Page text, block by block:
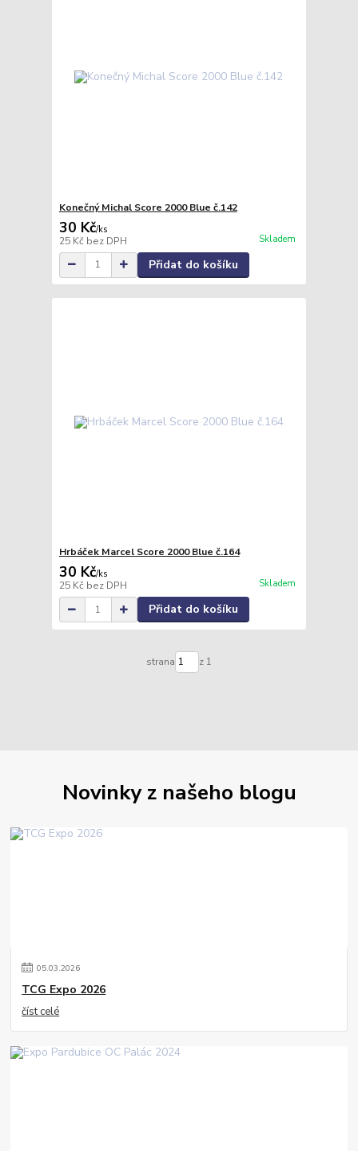
Konečný Michal Score 2000 Blue č.142
30 Kč/ks
25 Kč bez DPH Skladem
Přidat do košíku
Hrbáček Marcel Score 2000 Blue č.164
30 Kč/ks
25 Kč bez DPH Skladem
Přidat do košíku
strana z 1
Novinky z našeho blogu
05.03.2026
TCG Expo 2026
číst celé